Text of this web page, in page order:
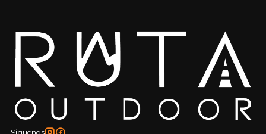
Síguenos